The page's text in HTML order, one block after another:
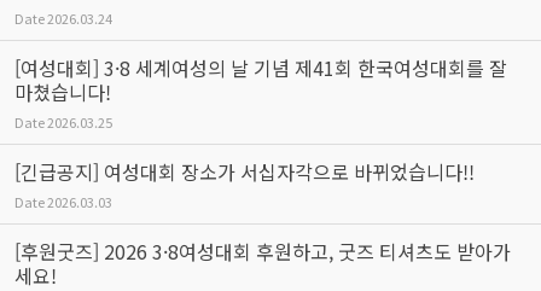
Date2026.03.24
[여성대회] 3·8 세계여성의 날 기념 제41회 한국여성대회를 잘
마쳤습니다!
Date2026.03.25
[긴급공지] 여성대회 장소가 서십자각으로 바뀌었습니다!!
Date2026.03.03
[후원굿즈] 2026 3·8여성대회 후원하고, 굿즈 티셔츠도 받아가
세요!